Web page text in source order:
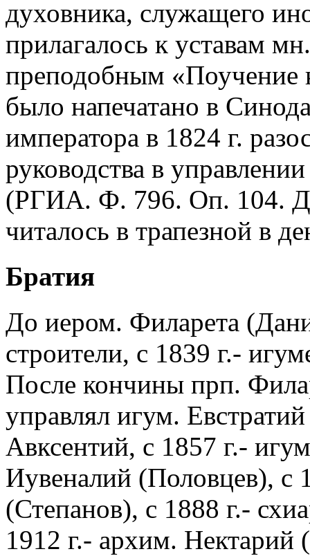
духовника, служащего
прилагалось к уставам
преподобным «Поучение
было напечатано в
императора в 1824 г.
руководства в
(РГИА. Ф. 796. Оп. 104.
читалось в трапезной в
Братия
До иером. Филарета
строители, с 1839 г.-
После кончины прп.
управлял игум.
Авксентий, с 1857 г.-
Иувеналий (Половцев), с
(Степанов), с 1888 г.-
1912 г.- архим.